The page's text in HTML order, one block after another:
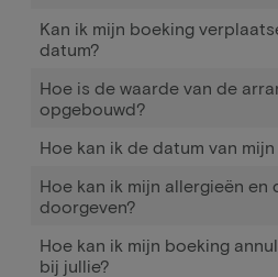
Kan ik mijn boeking
datum?
Hoe is de waarde van de
opgebouwd?
Hoe kan ik de datum van
Hoe kan ik mijn allergieën en
doorgeven?
Hoe kan ik mijn boeking
bij jullie?